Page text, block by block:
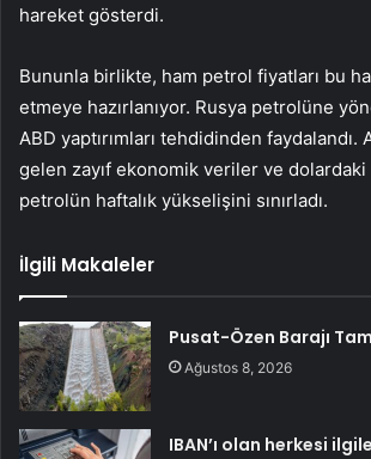
hareket gösterdi.
Bununla birlikte, ham petrol fiyatları bu
etmeye hazırlanıyor. Rusya petrolüne
ABD yaptırımları tehdidinden faydalandı.
gelen zayıf ekonomik veriler ve
petrolün haftalık yükselişini sınırladı.
İlgili Makaleler
Pusat-Özen Barajı
Ağustos 8, 2026
IBAN’ı olan herkesi